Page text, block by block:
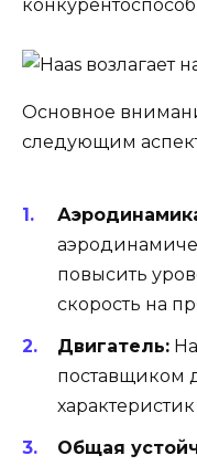
Основное
следующим
повысить
скорость на
Двигатель:
поставщиком
Общая